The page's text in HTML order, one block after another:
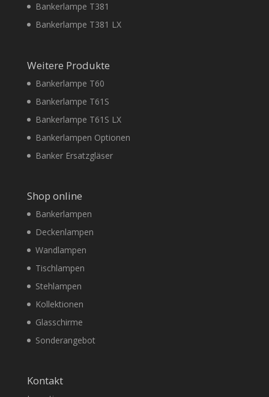
Bankerlampe T381
Bankerlampe T381 LX
Weitere Produkte
Bankerlampe T60
Bankerlampe T61S
Bankerlampe T61S LX
Bankerlampen Optionen
Banker Ersatzgläser
Shop online
Bankerlampen
Deckenlampen
Wandlampen
Tischlampen
Stehlampen
Kollektionen
Glasschirme
Sonderangebot
Kontakt